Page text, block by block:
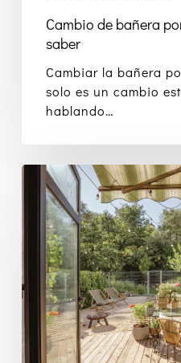
Cambio de bañera
saber
Cambiar la bañera
solo es un cambio
hablando…
¿Cómo
decorar
terraza
o
porche
este
verano?